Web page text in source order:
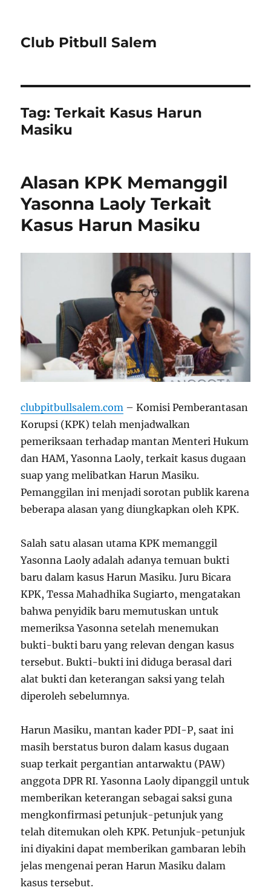
Club Pitbull Salem
Tag:Terkait Kasus Harun
Masiku
Alasan KPK Memanggil
Yasonna Laoly Terkait
Kasus Harun Masiku
clubpitbullsalem.com – Komisi Pemberantasan
Korupsi (KPK) telah menjadwalkan
pemeriksaan terhadap mantan Menteri Hukum
dan HAM, Yasonna Laoly, terkait kasus dugaan
suap yang melibatkan Harun Masiku.
Pemanggilan ini menjadi sorotan publik karena
beberapa alasan yang diungkapkan oleh KPK.
Salah satu alasan utama KPK memanggil
Yasonna Laoly adalah adanya temuan bukti
baru dalam kasus Harun Masiku. Juru Bicara
KPK, Tessa Mahadhika Sugiarto, mengatakan
bahwa penyidik baru memutuskan untuk
memeriksa Yasonna setelah menemukan
bukti-bukti baru yang relevan dengan kasus
tersebut. Bukti-bukti ini diduga berasal dari
alat bukti dan keterangan saksi yang telah
diperoleh sebelumnya.
Harun Masiku, mantan kader PDI-P, saat ini
masih berstatus buron dalam kasus dugaan
suap terkait pergantian antarwaktu (PAW)
anggota DPR RI. Yasonna Laoly dipanggil untuk
memberikan keterangan sebagai saksi guna
mengkonfirmasi petunjuk-petunjuk yang
telah ditemukan oleh KPK. Petunjuk-petunjuk
ini diyakini dapat memberikan gambaran lebih
jelas mengenai peran Harun Masiku dalam
kasus tersebut.